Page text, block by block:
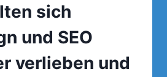
sich
und SEO
verlieben und